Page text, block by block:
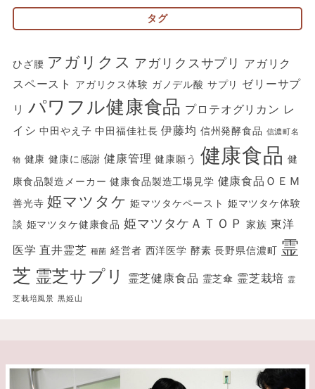
カ
タグ
ひざ腰 アガリクス アガリクスサプリ
アガリク
スペースト
アガリクス体験 ガノデル酸 サプリ
ゼリーサプ
リ パワフル健康食品 プロテオグリカン レ
イシ 中田やえ子 中田福佳社長 伊藤均 信州発酵食品 信濃町名
物 健康 健康に感謝 健康管理 健康願う 健康食品 健
康食品製造メーカー 健康食品製造工場見学 健康食品ＯＥＭ
善光寺 姫マツタケ 姫マツタケペースト 姫マツタケ体験
談 姫マツタケ健康食品 姫マツタケＡＴＯＰ 家族 東洋
医学 直井霊芝 種菌 経営者 西洋医学 酵素 長野県信濃町 霊
芝 霊芝サプリ 霊芝健康食品 霊芝傘 霊芝栽培 霊
芝栽培風景 黒姫山